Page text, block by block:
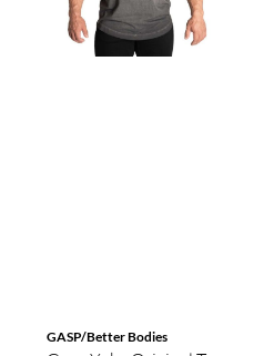
GASP/Better Bodies